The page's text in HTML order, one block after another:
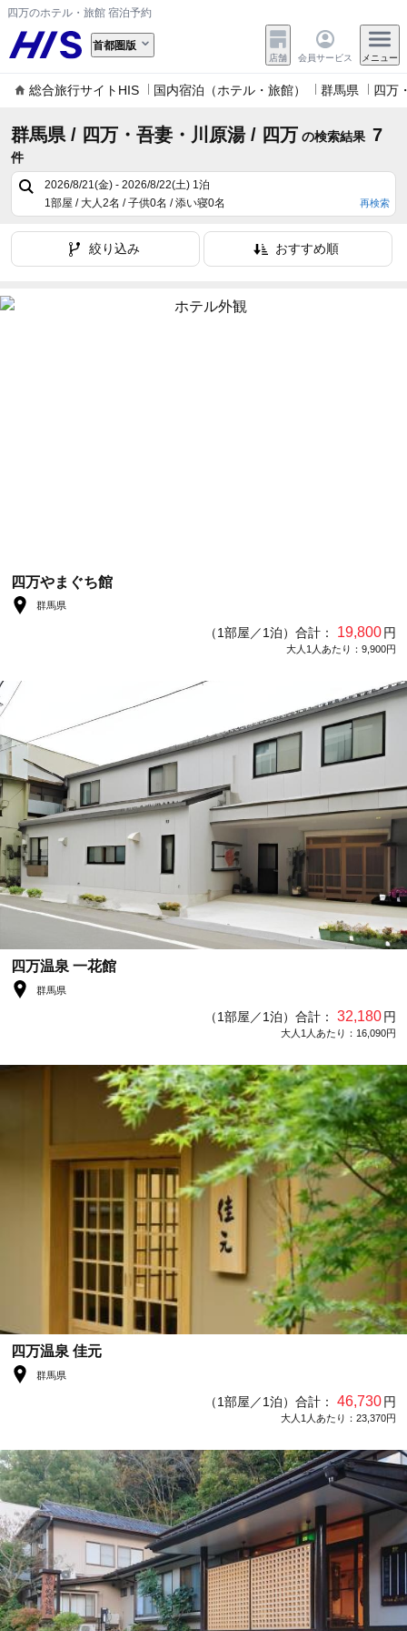
四万のホテル・旅館 宿泊予約
首都圏版
店舗 会員サービス メニュー
総合旅行サイトHIS 国内宿泊（ホテル・旅館） 群馬県 四万
群馬県 / 四万・吾妻・川原湯 / 四万 の検索結果 7
件
2026/8/21(金) - 2026/8/22(土) 1泊
1部屋 / 大人2名 / 子供0名 / 添い寝0名
再検索
絞り込み おすすめ順
四万やまぐち館
群馬県
（1部屋／1泊）合計： 19,800円
大人1人あたり：9,900円
四万温泉 一花館
群馬県
（1部屋／1泊）合計： 32,180円
大人1人あたり：16,090円
四万温泉 佳元
群馬県
（1部屋／1泊）合計： 46,730円
大人1人あたり：23,370円